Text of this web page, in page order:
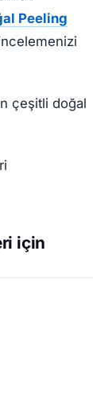
Peeling
incelemenizi
çeşitli doğal
için